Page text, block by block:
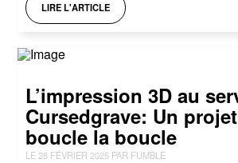
LIRE L'ARTICLE
L’impression 3D au
Cursedgrave: Un
boucle la boucle
LE 28 FÉVRIER 2025 PAR FUMBLE